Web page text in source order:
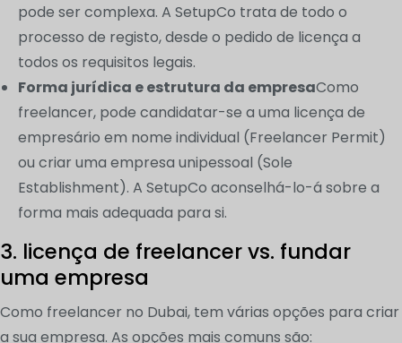
pode ser complexa. A SetupCo trata de todo o
processo de registo, desde o pedido de licença a
todos os requisitos legais.
Forma jurídica e estrutura da empresaComo
freelancer, pode candidatar-se a uma licença de
empresário em nome individual (Freelancer Permit)
ou criar uma empresa unipessoal (Sole
Establishment). A SetupCo aconselhá-lo-á sobre a
forma mais adequada para si.
3. licença de freelancer vs. fundar
uma empresa
Como freelancer no Dubai, tem várias opções para criar
a sua empresa. As opções mais comuns são: